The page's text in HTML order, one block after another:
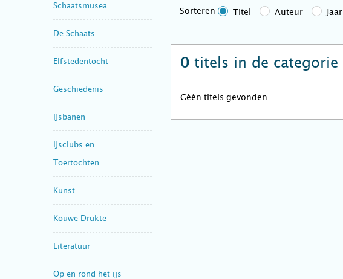
Schaatsmusea
De Schaats
Elfstedentocht
Geschiedenis
IJsbanen
IJsclubs en
Toertochten
Kunst
Kouwe Drukte
Literatuur
Op en rond het ijs
Sorteren Titel Auteur Jaar
0 titels in de categorie
Géén titels gevonden.